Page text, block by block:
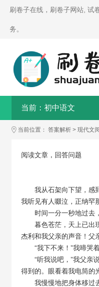
刷卷子在线，刷卷子网站, 试
务。
当前： 初中语文
当前位置： 答案解析 > 现代文
阅读文章，回答问题
我从石架向下望，感到
我听见有人啜泣，正纳罕
时间一分一秒地过去，
暮色苍茫，天上已出现
杰利和我父亲的声音！父
“我下不来！”我啼哭着
“听我说吧，”我父亲说
得到的。眼看着我电筒的
我慢慢地把身体移过去